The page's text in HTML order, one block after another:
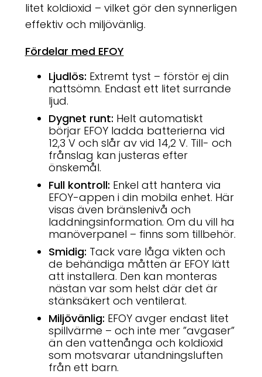
litet koldioxid – vilket gör den synnerligen
effektiv och miljövänlig.
Fördelar med EFOY
Ljudlös: Extremt tyst – förstör ej din
nattsömn. Endast ett litet surrande
ljud.
Dygnet runt: Helt automatiskt
börjar EFOY ladda batterierna vid
12,3 V och slår av vid 14,2 V. Till- och
frånslag kan justeras efter
önskemål.
Full kontroll: Enkel att hantera via
EFOY-appen i din mobila enhet. Här
visas även bränslenivå och
laddningsinformation. Om du vill ha
manöverpanel – finns som tillbehör.
Smidig: Tack vare låga vikten och
de behändiga måtten är EFOY lätt
att installera. Den kan monteras
nästan var som helst där det är
stänksäkert och ventilerat.
Miljövänlig: EFOY avger endast litet
spillvärme – och inte mer ”avgaser”
än den vattenånga och koldioxid
som motsvarar utandningsluften
från ett barn.